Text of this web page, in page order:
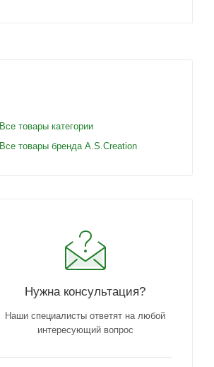
Все товары категории
Все товары бренда A.S.Creation
Нужна консультация?
Наши специалисты ответят на любой
интересующий вопрос